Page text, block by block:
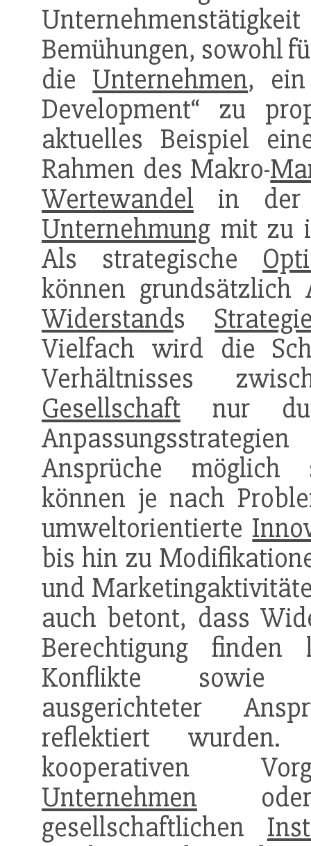
Bemühungen, sowohl
die Unternehmen,
Development“ zu
aktuelles Beispiel
Rahmen des Makro-
Wertewandel in
Unternehmung mit zu
Als strategische
können grundsätzlich
Widerstands
Vielfach wird die
Verhältnisses
Gesellschaft nur
Ansprüche möglich
können je nach
umweltorientierte
bis hin zu
und
auch betont, dass
Berechtigung finden
Konflikte sowie
ausgerichteter
reflektiert
kooperativen
Unternehmen
gesellschaftlichen